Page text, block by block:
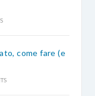
come fare (e